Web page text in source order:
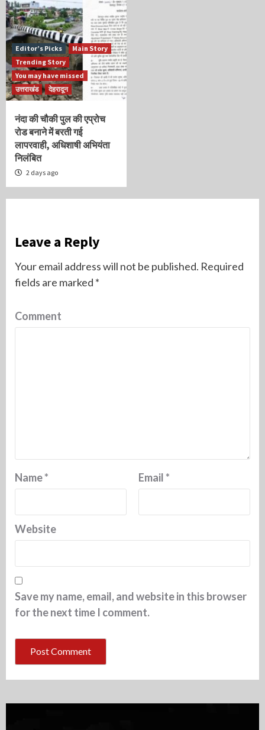
Editor’s Picks
Main Story
Trending Story
You may have missed
उत्तराखंड
देहरादून
नंदा की चौकी पुल की एप्रोच
रोड बनाने में बरती गई
लापरवाही, अधिशाषी अभियंता
निलंबित
2 days ago
Leave a Reply
Your email address will not be published. Required
fields are marked *
Comment
Name* Email*
Website
Save my name, email, and website in this browser
for the next time I comment.